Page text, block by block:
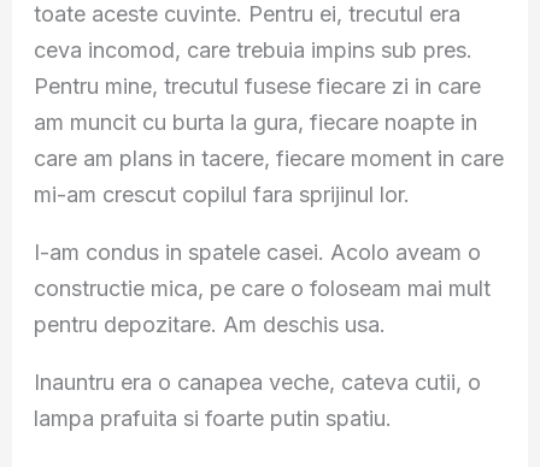
toate aceste cuvinte. Pentru ei, trecutul era
ceva incomod, care trebuia impins sub pres.
Pentru mine, trecutul fusese fiecare zi in care
am muncit cu burta la gura, fiecare noapte in
care am plans in tacere, fiecare moment in care
mi-am crescut copilul fara sprijinul lor.
I-am condus in spatele casei. Acolo aveam o
constructie mica, pe care o foloseam mai mult
pentru depozitare. Am deschis usa.
Inauntru era o canapea veche, cateva cutii, o
lampa prafuita si foarte putin spatiu.